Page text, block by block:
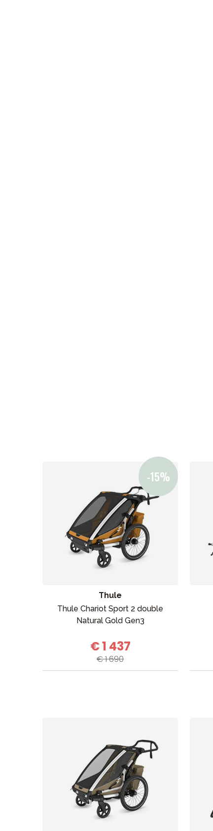
Thule
Thule Chariot Sport 2 double
Natural Gold Gen3
€ 1 437
€ 1 690